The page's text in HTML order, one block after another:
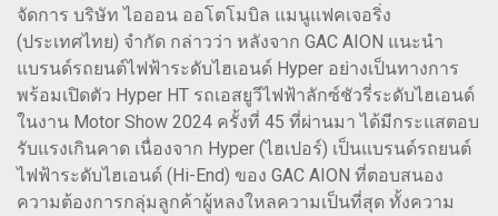
จัดการ บริษัท ไอออน ออโตโมบิล แมนูแฟคเจอริ่ง
(ประเทศไทย) จำกัด กล่าวว่า หลังจาก GAC AION แนะนำ
แบรนด์รถยนต์ไฟฟ้าระดับไฮเอนด์ Hyper อย่างเป็นทางการ
พร้อมเปิดตัว Hyper HT รถเอสยูวีไฟฟ้าลักซ์ชัวรี่ระดับไฮเอนด์
ในงาน Motor Show 2024 ครั้งที่ 45 ที่ผ่านมา ได้มีกระแสตอบ
รับแรงเกินคาด เนื่องจาก Hyper (ไฮเปอร์) เป็นแบรนด์รถยนต์
ไฟฟ้าระดับไฮเอนด์ (Hi-End) ของ GAC AION ที่ตอบสนอง
ความต้องการกลุ่มลูกค้าผู้หลงใหลความเป็นที่สุด ทั้งความ